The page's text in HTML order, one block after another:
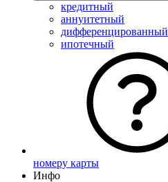
кредитный
аннуитетный
дифференцированный
ипотечный
номеру карты
Инфо